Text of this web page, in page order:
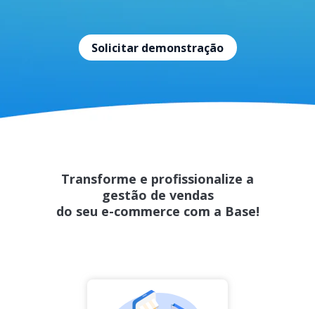
Solicitar demonstração
Transforme e profissionalize a
gestão de vendas
do seu e-commerce com a Base!